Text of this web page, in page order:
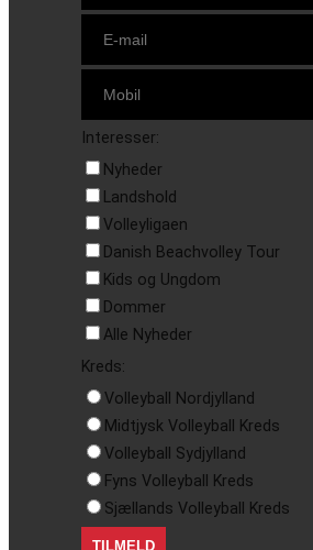
Interesser:
Nyheder
Landshold
Volleyligaen
Danish Beachvolley Tour
Kids og Ungdom
Dommer
Alle Nyheder
Kreds:
Volleyball Nordjylland
Midtjysk Volleyball Kreds
Volleyball Sydjylland
Fyns Volleyball Kreds
Sjællands Volleyball Kreds